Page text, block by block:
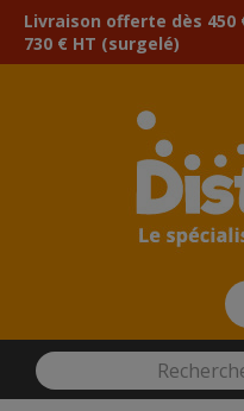
Livraison offerte dès 450
730 € HT (surgelé)
Rechercher